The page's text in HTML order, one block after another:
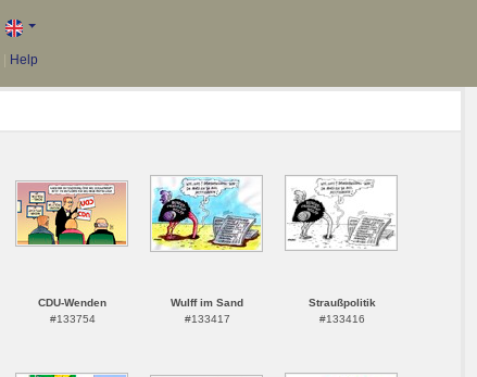
Help
CDU-Wenden
#133754
Wulff im Sand
#133417
Straußpolitik
#133416